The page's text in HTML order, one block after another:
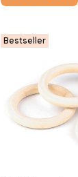
Bestseller